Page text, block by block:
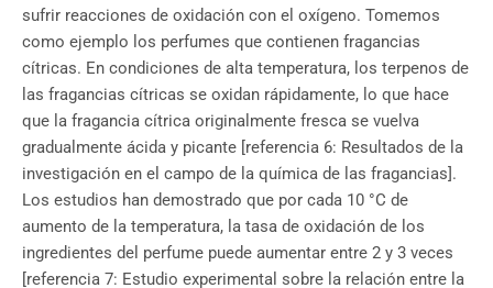
sufrir reacciones de oxidación con el oxígeno. Tomemos
como ejemplo los perfumes que contienen fragancias
cítricas. En condiciones de alta temperatura, los terpenos de
las fragancias cítricas se oxidan rápidamente, lo que hace
que la fragancia cítrica originalmente fresca se vuelva
gradualmente ácida y picante [referencia 6: Resultados de la
investigación en el campo de la química de las fragancias].
Los estudios han demostrado que por cada 10 °C de
aumento de la temperatura, la tasa de oxidación de los
ingredientes del perfume puede aumentar entre 2 y 3 veces
[referencia 7: Estudio experimental sobre la relación entre la